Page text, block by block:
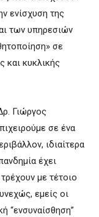
ενίσχυση της
των υπηρεσιών
σε
και κυκλικής
Γιώργος
σε ένα
ιδιαίτερα
έχει
με τέτοιο
εμείς οι
“ενσυναίσθηση”